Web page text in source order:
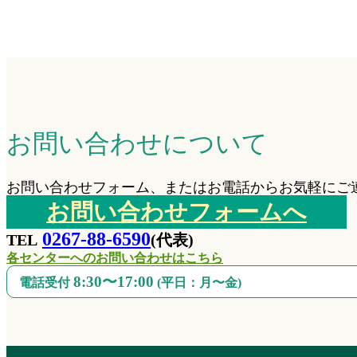
お問い合わせについて
お問い合わせフォーム、またはお電話からお気軽にご
お問い合わせフォームへ
TEL 0267-88-6590(代表)
各センターへのお問い合わせはこちら
電話受付8:30〜17:00 (平日：月〜金)